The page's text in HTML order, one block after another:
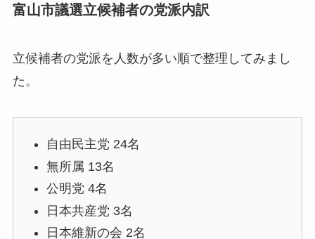
富山市議選立候補者の党派内訳
立候補者の党派を人数が多い順で整理してみまし
た。
自由民主党 24名
無所属 13名
公明党 4名
日本共産党 3名
日本維新の会 2名